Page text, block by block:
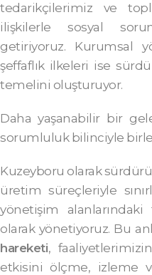
tedarikçilerimiz ve
ilişkilerle sosyal
getiriyoruz. Kurumsal
şeffaflık ilkeleri ise
temelini oluşturuyor.
Daha yaşanabilir bir
sorumluluk bilinciyle
Kuzeyboru olarak
üretim süreçleriyle
yönetişim
olarak yönetiyoruz. Bu
hareketi,
etkisini ölçme, izleme